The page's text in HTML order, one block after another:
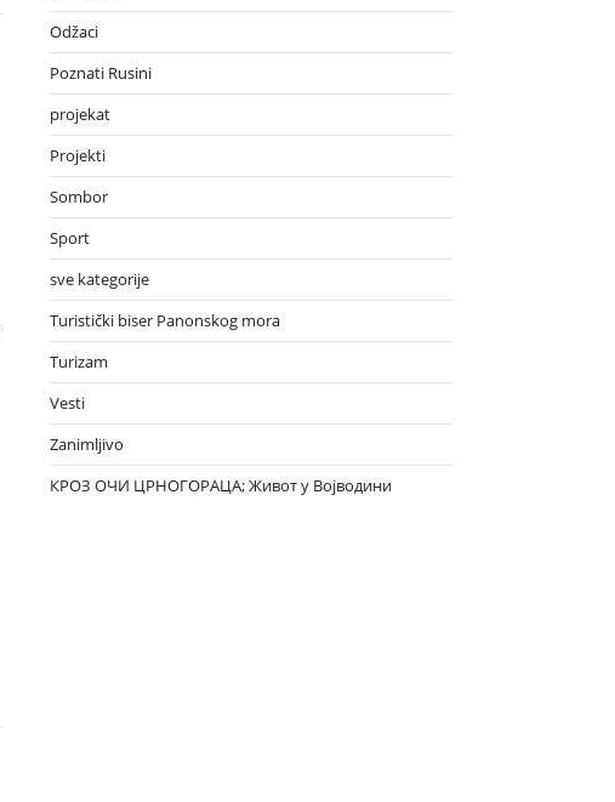
Odžaci
Poznati Rusini
projekat
Projekti
Sombor
Sport
sve kategorije
Turistički biser Panonskog mora
Turizam
Vesti
Zanimljivo
КРОЗ ОЧИ ЦРНОГОРАЦА; Живот у Војводини